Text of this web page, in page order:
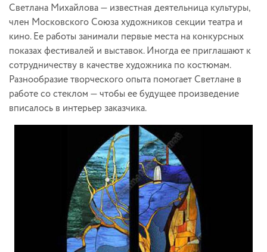
Светлана Михайлова — известная деятельница культуры,
член Московского Союза художников секции театра и
кино. Ее работы занимали первые места на конкурсных
показах фестивалей и выставок. Иногда ее приглашают к
сотрудничеству в качестве художника по костюмам.
Разнообразие творческого опыта помогает Светлане в
работе со стеклом — чтобы ее будущее произведение
вписалось в интерьер заказчика.